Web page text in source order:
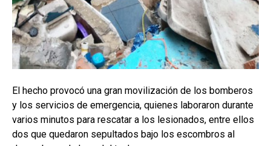
El hecho provocó una gran movilización de los bomberos
y los servicios de emergencia, quienes laboraron durante
varios minutos para rescatar a los lesionados, entre ellos
dos que quedaron sepultados bajo los escombros al